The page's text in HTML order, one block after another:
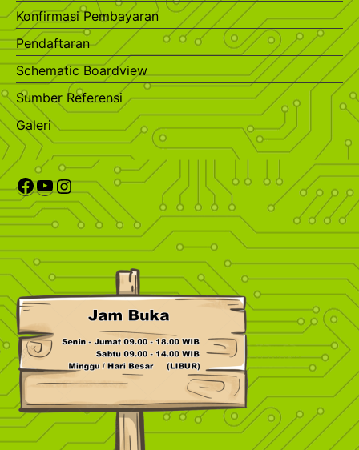
Konfirmasi Pembayaran
Pendaftaran
Schematic Boardview
Sumber Referensi
Galeri